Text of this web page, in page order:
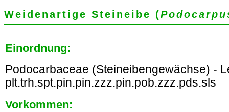
Weidenartige Steineibe (
Einordnung:
Podocarbaceae (Steineibengewächse) -
plt.trh.spt.pin.pin.zzz.pin.pob.zzz.pds.sls
Vorkommen: